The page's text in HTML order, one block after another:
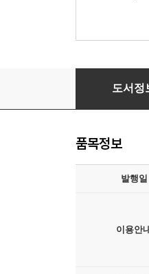
통찰지능
도서정
품목정보
발행일
이용안